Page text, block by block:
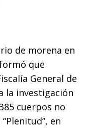
de morena en
que
General de
la investigación
cuerpos no
en